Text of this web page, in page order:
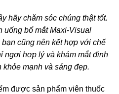
hãy chăm sóc chúng thật tốt.
uống bổ mắt Maxi-Visual
cũng nên kết hợp với chế
ngơi hợp lý và khám mắt định
khỏe mạnh và sáng đẹp.
được sản phẩm viên thuốc